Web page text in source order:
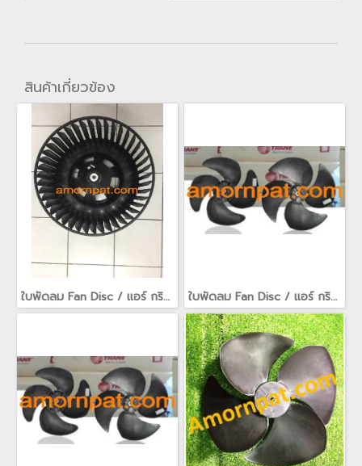
สินค้าเกี่ยวข้อง
ใบพัดลม Fan Disc / แอร์ กริลล์ air grille / fan guard สำหรับ เครื่องปรับอากาศ อะไหล่ Trane เทรน(copy) ใบพัดลม Fan Disc / แอร์ กริลล์ air grille / fan guard สำหรับ เครื่องปรับอากาศ อะไหล่ Trane เทรน